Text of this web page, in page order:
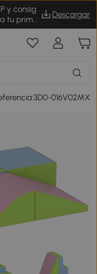
y consig
tu prime
Descargar
016V02MX